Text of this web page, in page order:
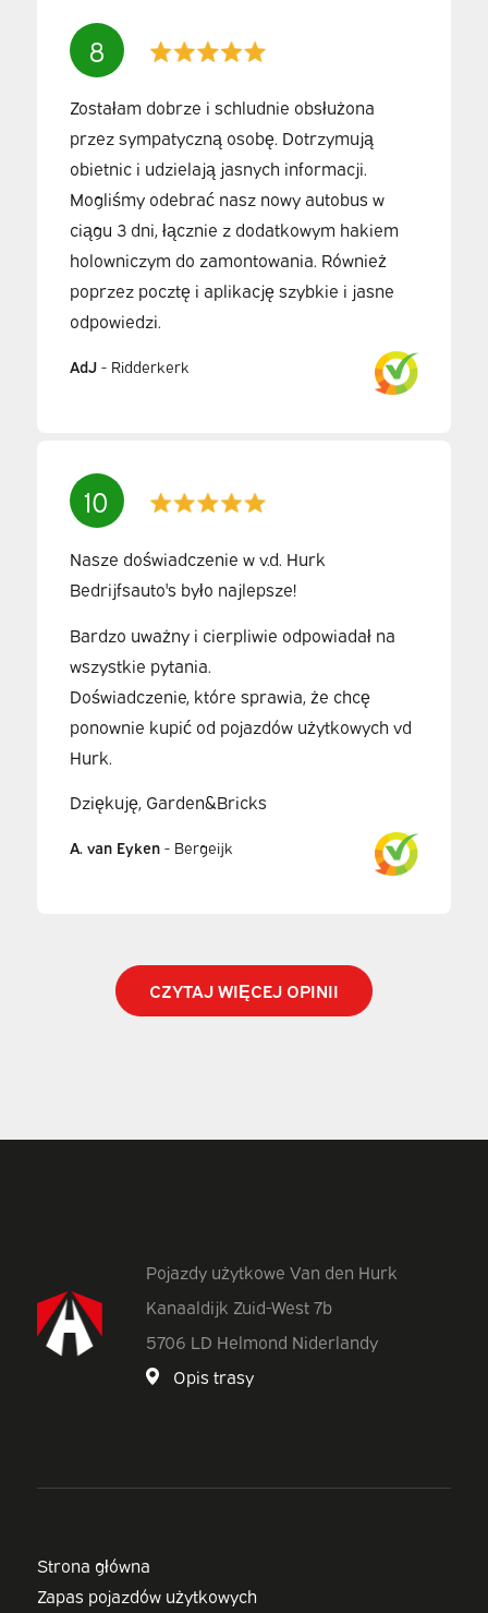
8
Zostałam dobrze i schludnie obsłużona
przez sympatyczną osobę. Dotrzymują
obietnic i udzielają jasnych informacji.
Mogliśmy odebrać nasz nowy autobus w
ciągu 3 dni, łącznie z dodatkowym hakiem
holowniczym do zamontowania. Również
poprzez pocztę i aplikację szybkie i jasne
odpowiedzi.
AdJ- Ridderkerk
10
Nasze doświadczenie w v.d. Hurk
Bedrijfsauto's było najlepsze!
Bardzo uważny i cierpliwie odpowiadał na
wszystkie pytania.
Doświadczenie, które sprawia, że chcę
ponownie kupić od pojazdów użytkowych vd
Hurk.
Dziękuję, Garden&Bricks
A. van Eyken- Bergeijk
CZYTAJ WIĘCEJ OPINII
Pojazdy użytkowe Van den Hurk
Kanaaldijk Zuid-West 7b
5706 LD Helmond Niderlandy
Opis trasy
Strona główna
Zapas pojazdów użytkowych